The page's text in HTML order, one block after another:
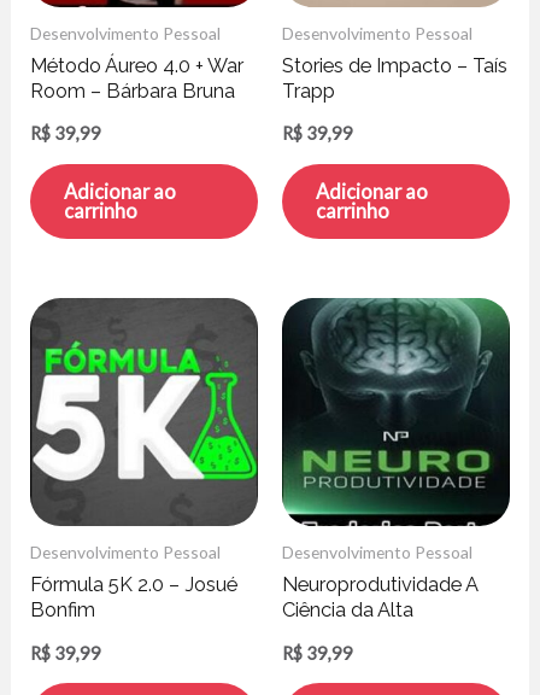
Desenvolvimento Pessoal
Método Áureo 4.0 + War
Room – Bárbara Bruna
R$ 39,99
Adicionar ao
carrinho
Desenvolvimento Pessoal
Stories de Impacto – Taís
Trapp
R$ 39,99
Adicionar ao
carrinho
Desenvolvimento Pessoal
Fórmula 5K 2.0 – Josué
Bonfim
R$ 39,99
Desenvolvimento Pessoal
Neuroprodutividade A
Ciência da Alta
Porto
R$ 39,99